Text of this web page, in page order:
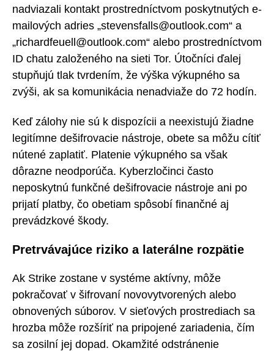
nadviazali kontakt prostredníctvom poskytnutých e-
mailových adries „stevensfalls@outlook.com“ a
„richardfeuell@outlook.com“ alebo prostredníctvom
ID chatu založeného na sieti Tor. Útočníci ďalej
stupňujú tlak tvrdením, že výška výkupného sa
zvýši, ak sa komunikácia nenadviaže do 72 hodín.
Keď zálohy nie sú k dispozícii a neexistujú žiadne
legitímne dešifrovacie nástroje, obete sa môžu cítiť
nútené zaplatiť. Platenie výkupného sa však
dôrazne neodporúča. Kyberzločinci často
neposkytnú funkčné dešifrovacie nástroje ani po
prijatí platby, čo obetiam spôsobí finančné aj
prevádzkové škody.
Pretrvávajúce riziko a laterálne rozpätie
Ak Strike zostane v systéme aktívny, môže
pokračovať v šifrovaní novovytvorených alebo
obnovených súborov. V sieťových prostrediach sa
hrozba môže rozšíriť na pripojené zariadenia, čím
sa zosilní jej dopad. Okamžité odstránenie